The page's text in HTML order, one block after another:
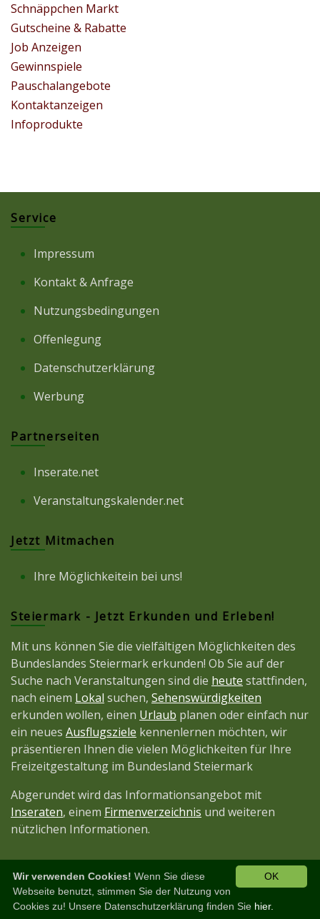
Schnäppchen Markt
Gutscheine & Rabatte
Job Anzeigen
Gewinnspiele
Pauschalangebote
Kontaktanzeigen
Infoprodukte
Service
Impressum
Kontakt & Anfrage
Nutzungsbedingungen
Offenlegung
Datenschutzerklärung
Werbung
Partnerseiten
Inserate.net
Veranstaltungskalender.net
Jetzt Mitmachen
Ihre Möglichkeitein bei uns!
Steiermark - Jetzt Erkunden und Erleben!
Mit uns können Sie die vielfältigen Möglichkeiten des
Bundeslandes Steiermark erkunden! Ob Sie auf der
Suche nach Veranstaltungen sind die heute stattfinden,
nach einem Lokal suchen, Sehenswürdigkeiten
erkunden wollen, einen Urlaub planen oder einfach nur
ein neues Ausflugsziele kennenlernen möchten, wir
präsentieren Ihnen die vielen Möglichkeiten für Ihre
Freizeitgestaltung im Bundesland Steiermark
Abgerundet wird das Informationsangebot mit
Inseraten, einem Firmenverzeichnis und weiteren
nützlichen Informationen.
Diese Seite ist ein Projekt derJetztMedien.com OK
Wir verwenden Cookies! Wenn Sie diese
Webseite benutzt, stimmen Sie der Nutzung von
Cookies zu! Unsere Datenschutzerklärung finden Sie hier.